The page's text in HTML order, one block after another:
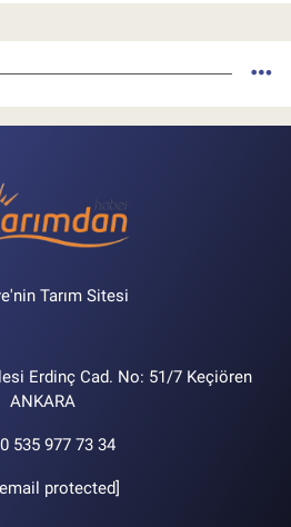
Tarım Sitesi
Erdinç Cad. No: 51/7 Keçiören
ANKARA
0 535 977 73 34
protected]